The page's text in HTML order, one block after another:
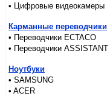
• Цифровые видеокамеры
Карманные переводчики
• Переводчики ECTACO
• Переводчики ASSISTANT
Ноутбуки
• SAMSUNG
• ACER